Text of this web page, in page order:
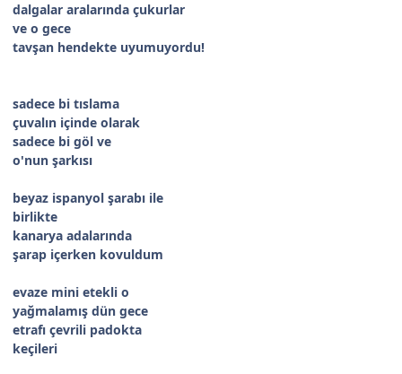
dalgalar aralarında çukurlar
ve o gece
tavşan hendekte uyumuyordu!
sadece bi tıslama
çuvalın içinde olarak
sadece bi göl ve
o'nun şarkısı
beyaz ispanyol şarabı ile
birlikte
kanarya adalarında
şarap içerken kovuldum
evaze mini etekli o
yağmalamış dün gece
etrafı çevrili padokta
keçileri